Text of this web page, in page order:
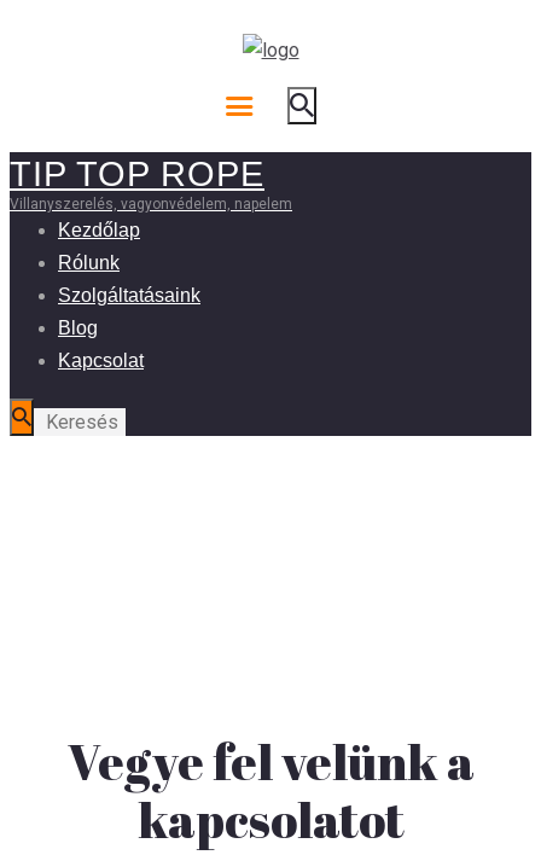
TIP TOP ROPE
Villanyszerelés, vagyonvédelem, napelem
Kezdőlap
Rólunk
Szolgáltatásaink
Blog
Kapcsolat
Vegye fel velünk a
kapcsolatot